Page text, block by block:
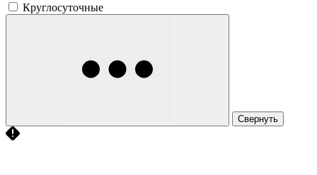
Круглосуточные
Свернуть